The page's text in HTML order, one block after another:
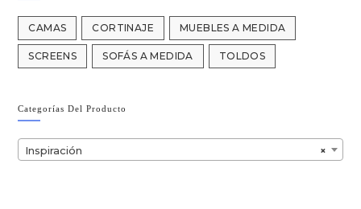
CAMAS CORTINAJE MUEBLES A MEDIDA
SCREENS SOFÁS A MEDIDA TOLDOS
Categorías Del Producto
×
Inspiración